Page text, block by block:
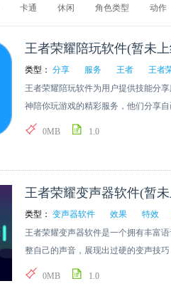
卡通 休闲 角色类型 动作
王者荣耀陪玩软件(暂未
类型： 分享 服务 王者 王者
王者荣耀陪玩软件为用户提供技能分
神陪你玩游戏的精彩服务，他们分享
习游戏，节省游戏时间更轻松上分，
0MB 1.0
王者荣耀变声器软件(暂
类型： 变声器软件 效果 特效
王者荣耀变声器软件是一个拥有丰富
整自己的声音，展现出过硬的变声技
感受丰富变声效果，伪装成特殊身份
0MB 1.0